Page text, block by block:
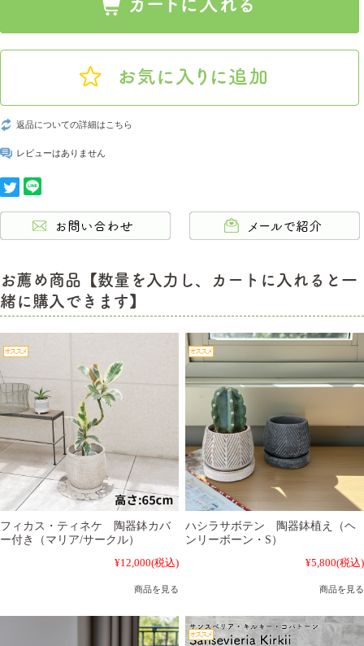
返品についての詳細はこちら
レビューはありません
お薦め商品【数量を入力し、カートに入れると一
緒に購入できます】
フィカス・ティネケ 陶器鉢カバ
ー付き（マリア/サークル）
¥12,000(税込)
商品を見る
ハシラサボテン 陶器鉢植え（ヘ
ンリーボーン・S）
¥5,800(税込)
商品を見る